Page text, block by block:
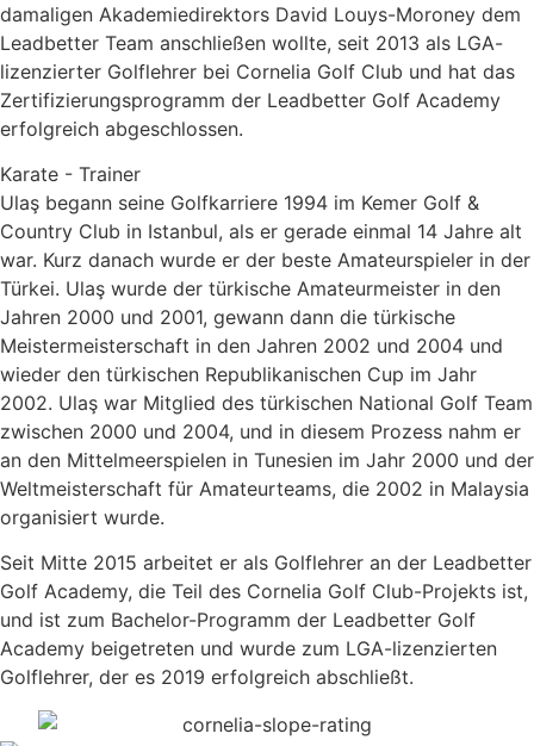
damaligen Akademiedirektors David Louys-Moroney dem
Leadbetter Team anschließen wollte, seit 2013 als LGA-
lizenzierter Golflehrer bei Cornelia Golf Club und hat das
Zertifizierungsprogramm der Leadbetter Golf Academy
erfolgreich abgeschlossen.
Karate - Trainer
Ulaş begann seine Golfkarriere 1994 im Kemer Golf &
Country Club in Istanbul, als er gerade einmal 14 Jahre alt
war. Kurz danach wurde er der beste Amateurspieler in der
Türkei. Ulaş wurde der türkische Amateurmeister in den
Jahren 2000 und 2001, gewann dann die türkische
Meistermeisterschaft in den Jahren 2002 und 2004 und
wieder den türkischen Republikanischen Cup im Jahr
2002. Ulaş war Mitglied des türkischen National Golf Team
zwischen 2000 und 2004, und in diesem Prozess nahm er
an den Mittelmeerspielen in Tunesien im Jahr 2000 und der
Weltmeisterschaft für Amateurteams, die 2002 in Malaysia
organisiert wurde.
Seit Mitte 2015 arbeitet er als Golflehrer an der Leadbetter
Golf Academy, die Teil des Cornelia Golf Club-Projekts ist,
und ist zum Bachelor-Programm der Leadbetter Golf
Academy beigetreten und wurde zum LGA-lizenzierten
Golflehrer, der es 2019 erfolgreich abschließt.